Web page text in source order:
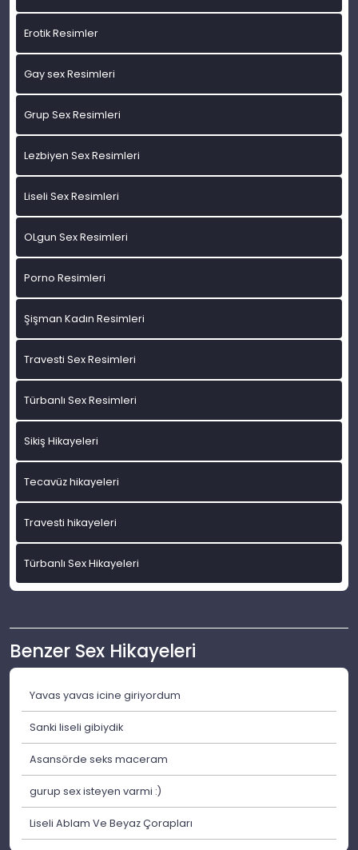
Erotik Resimler
Gay sex Resimleri
Grup Sex Resimleri
Lezbiyen Sex Resimleri
Liseli Sex Resimleri
OLgun Sex Resimleri
Porno Resimleri
Şişman Kadın Resimleri
Travesti Sex Resimleri
Türbanlı Sex Resimleri
Sikiş Hikayeleri
Tecavüz hikayeleri
Travesti hikayeleri
Türbanlı Sex Hikayeleri
Benzer Sex Hikayeleri
Yavas yavas icine giriyordum
Sanki liseli gibiydik
Asansörde seks maceram
gurup sex isteyen varmi :)
Liseli Ablam Ve Beyaz Çorapları